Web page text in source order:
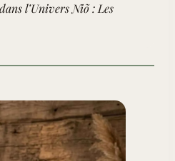
l’Univers Niõ : Les